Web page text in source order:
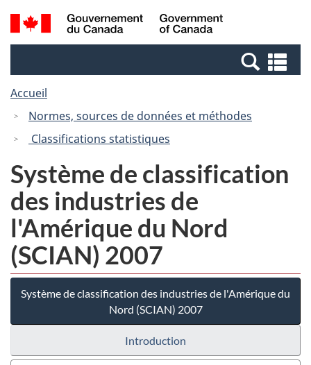
Passer
au
Passer
à
Canada
Recherche
et
et
Accueil
Normes, sources de données et méthodes
Classifications statistiques
Système de classification
des industries de
l'Amérique du Nord
(SCIAN) 2007
Système de classification des industries de l'Amérique du
Nord (SCIAN) 2007
Introduction